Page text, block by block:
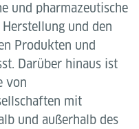
und pharmazeutische
und den
Produkten und
Darüber hinaus ist
von
mit
und außerhalb des